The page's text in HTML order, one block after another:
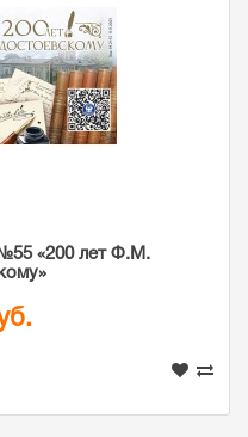
«200 лет Ф.М.